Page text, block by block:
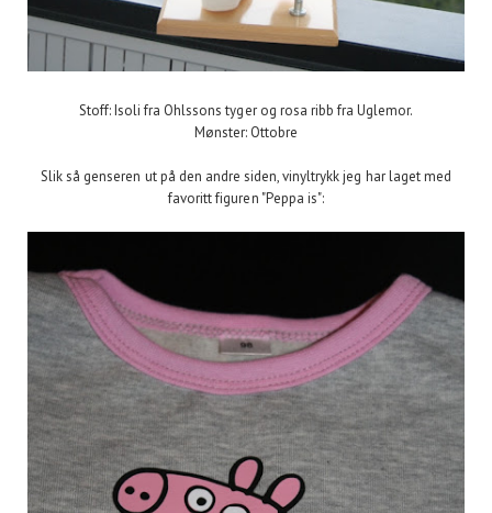
Stoff: Isoli fra Ohlssons tyger og rosa ribb fra Uglemor.
Mønster: Ottobre
Slik så genseren ut på den andre siden, vinyltrykk jeg har laget med
favoritt figuren "Peppa is":